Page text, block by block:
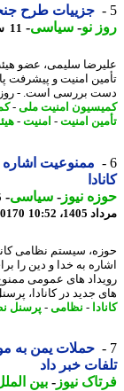
جزییات طرح
نو- سیاسی-11 ساعت پیش - جمعه 16 مرداد 1405، 14:57
سلیمی، عضو هیئت
امنیت و پیشرفت
بررسی است. - روزنو
امنیت ملی -
امنیت-امنیت-هیئت
ممنوعیت اشاره به
نیوز-سیاسی-
10:52
سیستم نظامی کانادا
به خدا و دین را برای
های عمومی ممنوع
جدید در کانادا، پرسنل
-نظامی-پرسنل
حملات یمن به
خبر داد
نیوز-بین الملل-26 ساعت پیش - پنجشنبه